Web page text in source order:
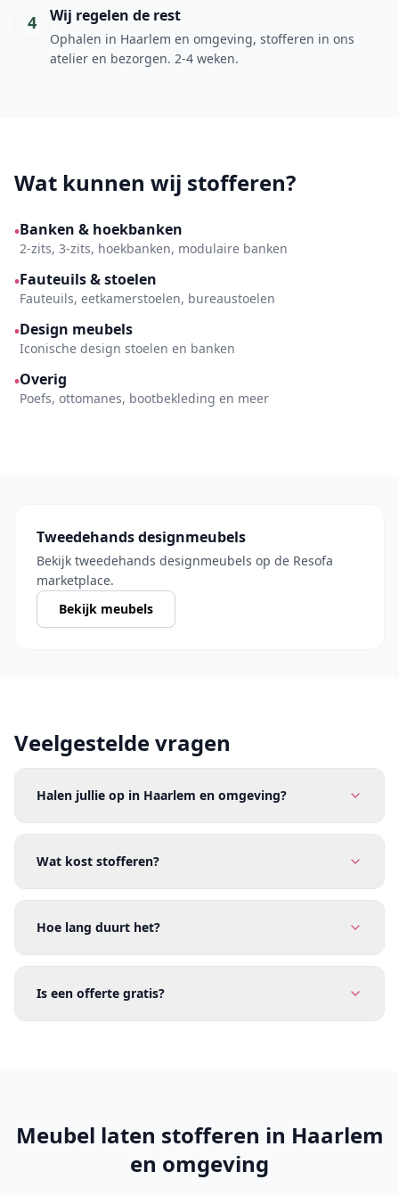
4 Wij regelen de rest
Ophalen in Haarlem en omgeving, stofferen in ons
atelier en bezorgen. 2-4 weken.
Wat kunnen wij stofferen?
•Banken & hoekbanken
2-zits, 3-zits, hoekbanken, modulaire banken
•Fauteuils & stoelen
Fauteuils, eetkamerstoelen, bureaustoelen
•Design meubels
Iconische design stoelen en banken
•Overig
Poefs, ottomanes, bootbekleding en meer
Tweedehands designmeubels
Bekijk tweedehands designmeubels op de Resofa
marketplace.
Bekijk meubels
Veelgestelde vragen
Halen jullie op in Haarlem en omgeving?
Wat kost stofferen?
Hoe lang duurt het?
Is een offerte gratis?
Meubel laten stofferen in Haarlem
en omgeving